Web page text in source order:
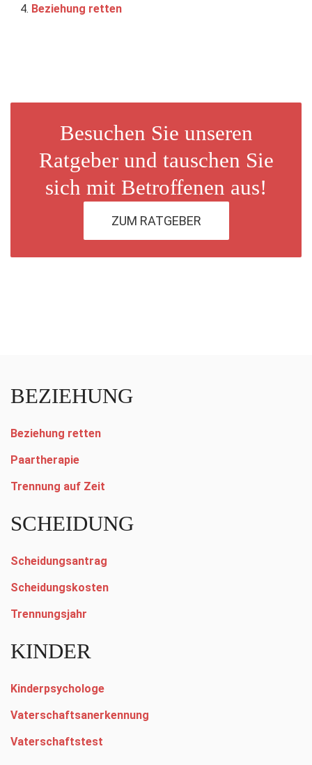
Beziehung retten
Besuchen Sie unseren
Ratgeber und tauschen Sie
sich mit Betroffenen aus!
ZUM RATGEBER
BEZIEHUNG
Beziehung retten
Paartherapie
Trennung auf Zeit
SCHEIDUNG
Scheidungsantrag
Scheidungskosten
Trennungsjahr
KINDER
Kinderpsychologe
Vaterschaftsanerkennung
Vaterschaftstest